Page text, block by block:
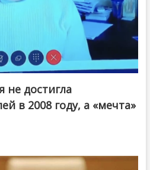
не достигла
в 2008 году, а «мечта»